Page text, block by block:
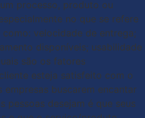
processo, produto ou
no que se refere
velocidade de entrega;
disponíveis; usabilidade
são os fatores
esteja satisfeito com o
buscarem encantar
pessoas desejam é que seus